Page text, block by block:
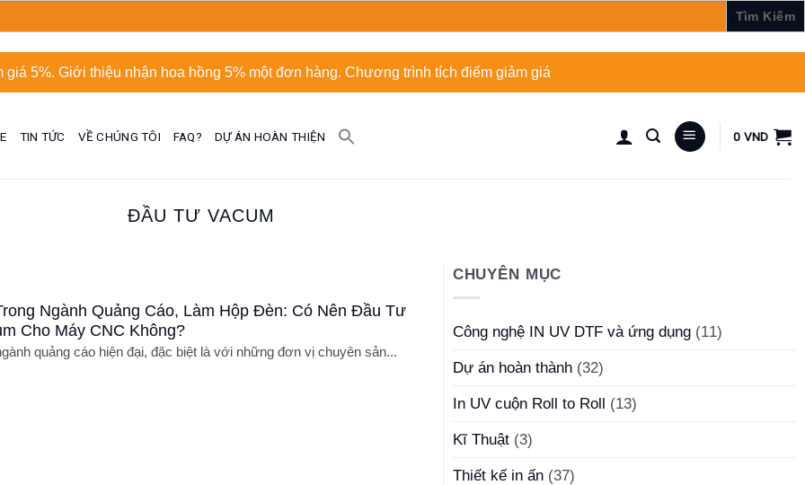
giá 5%. Giới thiệu nhận hoa hồng 5% một đơn hàng. Chương trình tích điểm giảm giá
TIN TỨC VỀ CHÚNG TÔI FAQ? DỰ ÁN HOÀN THIỆN 0 VND
ĐẦU TƯ VACUM
Ngành Quảng Cáo, Làm Hộp Đèn: Có Nên Đầu Tư
Cho Máy CNC Không?
quảng cáo hiện đại, đặc biệt là với những đơn vị chuyên sản...
CHUYÊN MỤC
Công nghệ IN UV DTF và ứng dụng(11)
Dự án hoàn thành(32)
In UV cuộn Roll to Roll (13)
Kĩ Thuật(3)
Thiết kế in ấn(37)